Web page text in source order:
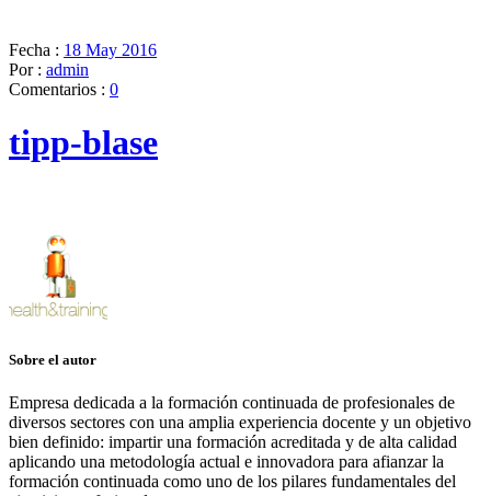
Fecha : 18 May 2016
Por : admin
Comentarios : 0
tipp-blase
Sobre el autor
Empresa dedicada a la formación continuada de profesionales de
diversos sectores con una amplia experiencia docente y un objetivo
bien definido: impartir una formación acreditada y de alta calidad
aplicando una metodología actual e innovadora para afianzar la
formación continuada como uno de los pilares fundamentales del